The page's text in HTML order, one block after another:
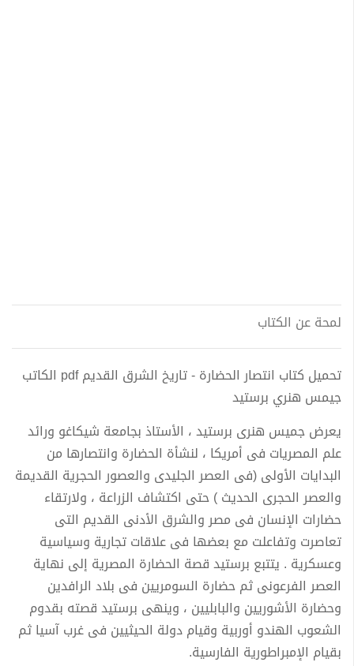
لمحة عن الكتاب
تحميل كتاب انتصار الحضارة - تاريخ الشرق القديم pdf الكاتب
جيمس هنري برستيد
يعرض جميس هنرى برستيد ، الأستاذ بجامعة شيكاغو ورائد
علم المصريات فى أمريكا ، لنشأة الحضارة وانتصارها من
البدايات الأولى (فى العصر الجليدى والعصور الحجرية القديمة
والعصر الحجرى الحديث ) حتى اكتشاف الزراعة ، ولارتقاء
حضارات الإنسان فى مصر والشرق الأدنى القديم التى
تعاصرت وتفاعلت مع بعضها فى علاقات تجارية وسياسية
وعسكرية . يتتبع برستيد قصة الحضارة المصرية إلى نهاية
العصر الفرعونى ثم حضارة السومريين فى بلاد الرافدين
وحضارة الأشوريين والبابليين ، وينهى برستيد قصته بقدوم
الشعوب الهندو أوربية وقيام دولة الحيثيين فى غرب آسيا ثم
بقيام الإمبراطورية الفارسية.